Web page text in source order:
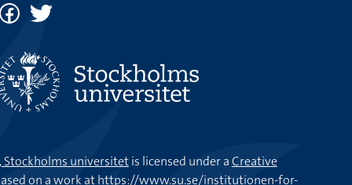
universitetis licensed under aCreative
on a work athttps://www.su.se/institutionen-for-